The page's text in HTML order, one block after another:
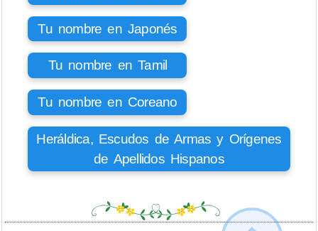
Tu nombre en Japonés
Tu nombre en Tamil
Tu nombre en Coreano
Heráldica, Escudos de Armas y Orígenes
de Apellidos Hispanos